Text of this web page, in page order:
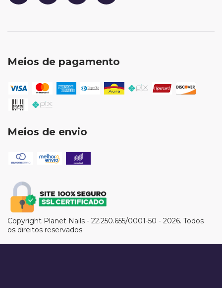
Meios de pagamento
Meios de envio
Copyright Planet Nails - 22.250.655/0001-50 - 2026. Todos
os direitos reservados.